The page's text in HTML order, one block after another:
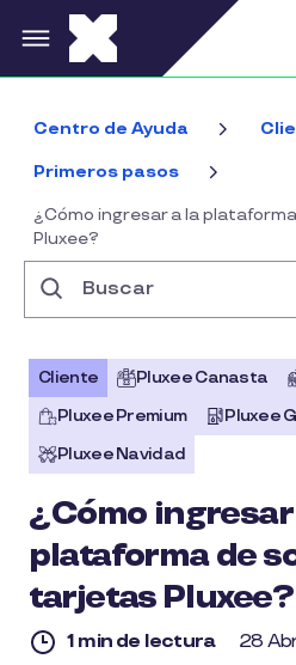
Pasar al contenido principal
Centro de Ayuda
Primeros pasos
¿Cómo ingresar a la
Pluxee?
Cliente Pluxee Canasta
Pluxee Premium
Pluxee
Pluxee Navidad
¿Cómo ingresar
plataforma de
tarjetas Pluxee?
1 min de lectura 28